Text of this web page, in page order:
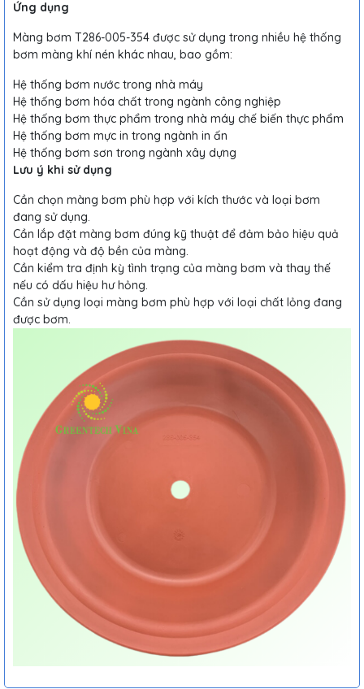
Ứng dụng
Màng bơm T286-005-354 được sử dụng trong nhiều hệ thống
bơm màng khí nén khác nhau, bao gồm:
Hệ thống bơm nước trong nhà máy
Hệ thống bơm hóa chất trong ngành công nghiệp
Hệ thống bơm thực phẩm trong nhà máy chế biến thực phẩm
Hệ thống bơm mực in trong ngành in ấn
Hệ thống bơm sơn trong ngành xây dựng
Lưu ý khi sử dụng
Cần chọn màng bơm phù hợp với kích thước và loại bơm
đang sử dụng.
Cần lắp đặt màng bơm đúng kỹ thuật để đảm bảo hiệu quả
hoạt động và độ bền của màng.
Cần kiểm tra định kỳ tình trạng của màng bơm và thay thế
nếu có dấu hiệu hư hỏng.
Cần sử dụng loại màng bơm phù hợp với loại chất lỏng đang
được bơm.